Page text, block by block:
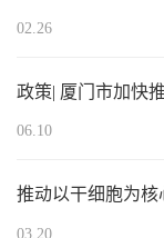
02.26
政策| 厦门市加快
06.10
推动以干细胞为
03.20